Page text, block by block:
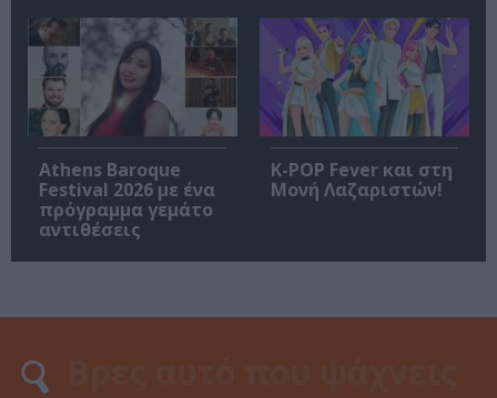
Athens Baroque
Festival 2026 με ένα
πρόγραμμα γεμάτο
αντιθέσεις
K-POP Fever και στη
Μονή Λαζαριστών!